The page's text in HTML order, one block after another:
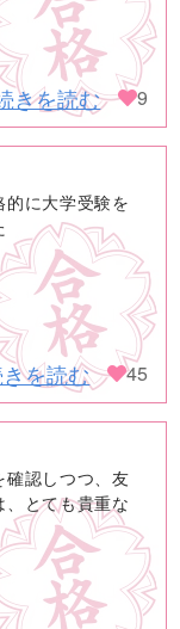
きを読む 9
に大学受験を
を読む 45
認しつつ、友
、とても貴重な